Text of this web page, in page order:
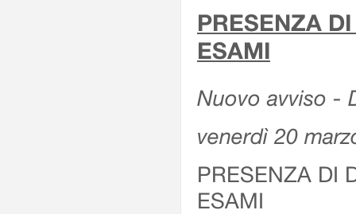
PRESENZA
ESAMI
Nuovo avviso -
venerdì 20
PRESENZA DI
ESAMI